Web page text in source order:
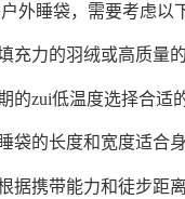
外睡袋，需要考虑以
充力的羽绒或高质量的
的zui低温度选择合适
袋的长度和宽度适合
据携带能力和徒步距